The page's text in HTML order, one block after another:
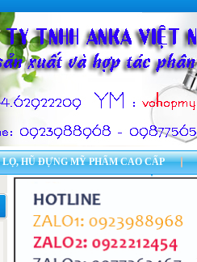
HŨ ĐỰNG MỸ PHẨM CAO CẤP
HŨ ĐỰNG MỸ PHẨM